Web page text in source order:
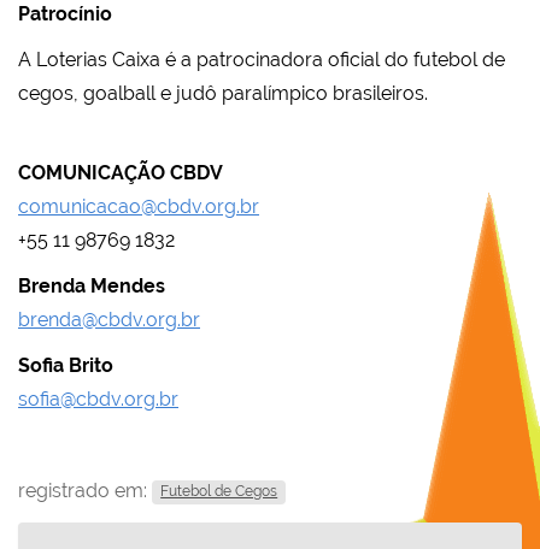
Patrocínio
A Loterias Caixa é a patrocinadora oficial do futebol de
cegos, goalball e judô paralímpico brasileiros.
COMUNICAÇÃO CBDV
comunicacao@cbdv.org.br
+55 11 98769 1832
Brenda Mendes
brenda@cbdv.org.br
Sofia Brito
sofia@cbdv.org.br
registrado em: Futebol de Cegos